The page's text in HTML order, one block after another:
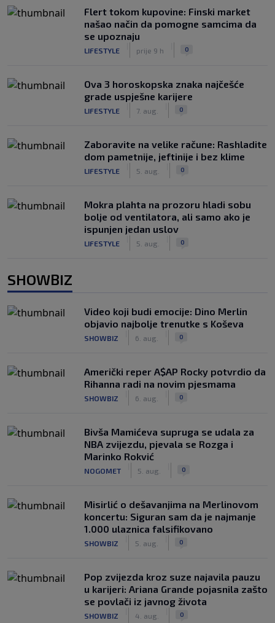
Flert tokom kupovine: Finski market
našao način da pomogne samcima da
se upoznaju
LIFESTYLE prije 9 h 0
Ova 3 horoskopska znaka najčešće
grade uspješne karijere
LIFESTYLE 7. aug. 0
Zaboravite na velike račune: Rashladite
dom pametnije, jeftinije i bez klime
LIFESTYLE 5. aug. 0
Mokra plahta na prozoru hladi sobu
bolje od ventilatora, ali samo ako je
ispunjen jedan uslov
LIFESTYLE 5. aug. 0
SHOWBIZ
Video koji budi emocije: Dino Merlin
objavio najbolje trenutke s Koševa
SHOWBIZ 6. aug. 0
Američki reper A$AP Rocky potvrdio da
Rihanna radi na novim pjesmama
SHOWBIZ 6. aug. 0
Bivša Mamićeva supruga se udala za
NBA zvijezdu, pjevala se Rozga i
Marinko Rokvić
NOGOMET 5. aug. 0
Misirlić o dešavanjima na Merlinovom
koncertu: Siguran sam da je najmanje
1.000 ulaznica falsifikovano
SHOWBIZ 5. aug. 0
Pop zvijezda kroz suze najavila pauzu
u karijeri: Ariana Grande pojasnila zašto
se povlači iz javnog života
SHOWBIZ 4. aug. 0